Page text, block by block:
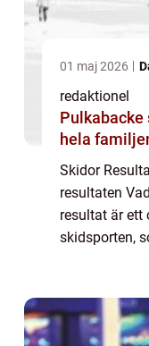
01 maj 2026
redaktionel
Pulkabacke
hela
Skidor
resultaten
resultat är ett
skidsporten,
ma...